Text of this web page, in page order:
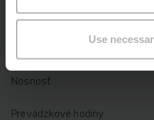
Use
Rok
Nosnosť
Prevádzkové hodiny